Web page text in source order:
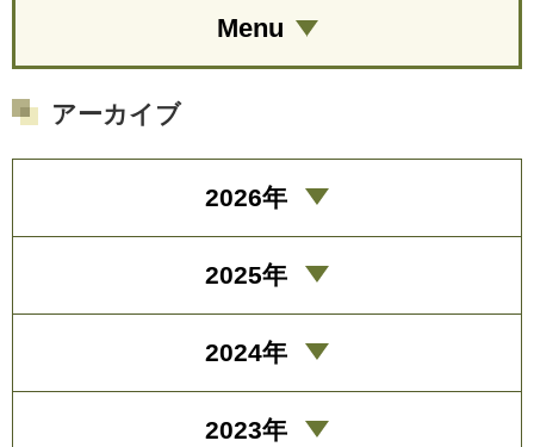
Menu
アーカイブ
2026年
2025年
2024年
2023年